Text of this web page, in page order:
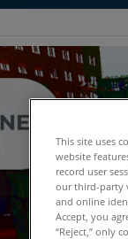
This site uses
website
record user
our third-party
and online
Accept, you
“Reject,” only